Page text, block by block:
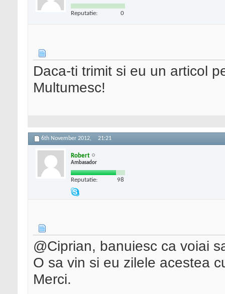
Reputatie: 0
Daca-ti trimit si eu un articol
Multumesc!
6th November 2012, 21:21
Robert
Ambasador
Reputatie: 98
@Ciprian, banuiesc ca voiai
O sa vin si eu zilele acestea
Merci.